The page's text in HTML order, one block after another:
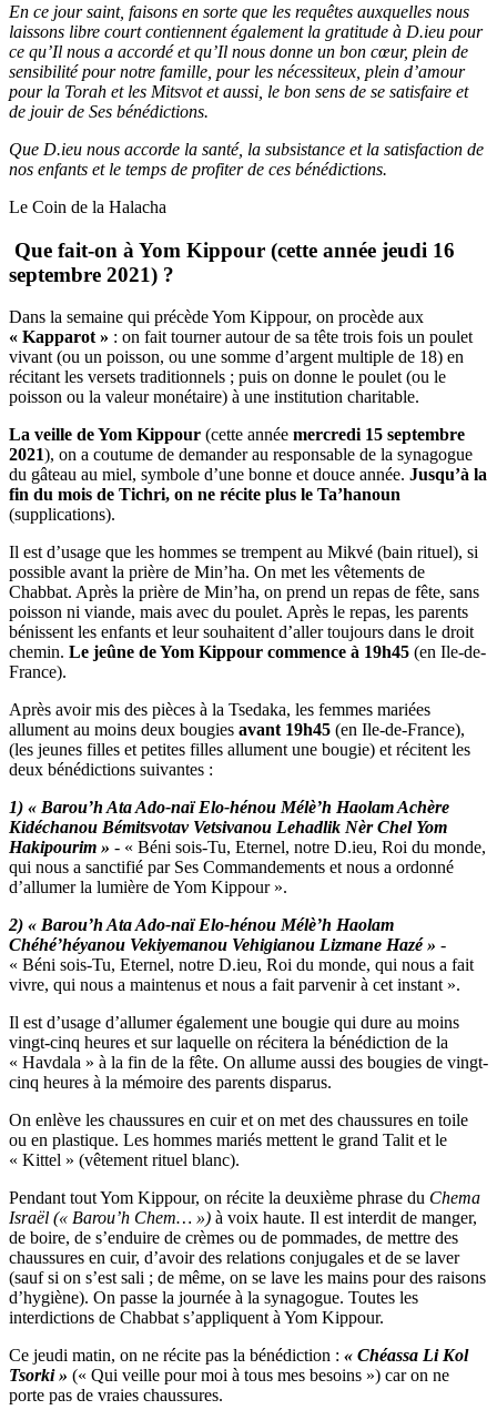
En ce jour saint, faisons en sorte que les requêtes auxquelles nous
laissons libre court contiennent également la gratitude à D.ieu pour
ce qu’Il nous a accordé et qu’Il nous donne un bon cœur, plein de
sensibilité pour notre famille, pour les nécessiteux, plein d’amour
pour la Torah et les Mitsvot et aussi, le bon sens de se satisfaire et
de jouir de Ses bénédictions.
Que D.ieu nous accorde la santé, la subsistance et la satisfaction de
nos enfants et le temps de profiter de ces bénédictions.
Le Coin de la Halacha
Que fait-on à Yom Kippour (cette année jeudi 16
septembre 2021) ?
Dans la semaine qui précède Yom Kippour, on procède aux
« Kapparot » : on fait tourner autour de sa tête trois fois un poulet
vivant (ou un poisson, ou une somme d’argent multiple de 18) en
récitant les versets traditionnels ; puis on donne le poulet (ou le
poisson ou la valeur monétaire) à une institution charitable.
La veille de Yom Kippour (cette année mercredi 15 septembre
2021), on a coutume de demander au responsable de la synagogue
du gâteau au miel, symbole d’une bonne et douce année. Jusqu’à la
fin du mois de Tichri, on ne récite plus le Ta’hanoun
(supplications).
Il est d’usage que les hommes se trempent au Mikvé (bain rituel), si
possible avant la prière de Min’ha. On met les vêtements de
Chabbat. Après la prière de Min’ha, on prend un repas de fête, sans
poisson ni viande, mais avec du poulet. Après le repas, les parents
bénissent les enfants et leur souhaitent d’aller toujours dans le droit
chemin. Le jeûne de Yom Kippour commence à 19h45 (en Ile-de-
France).
Après avoir mis des pièces à la Tsedaka, les femmes mariées
allument au moins deux bougies avant 19h45 (en Ile-de-France),
(les jeunes filles et petites filles allument une bougie) et récitent les
deux bénédictions suivantes :
1) « Barou’h Ata Ado-naï Elo-hénou Mélè’h Haolam Achère
Kidéchanou Bémitsvotav Vetsivanou Lehadlik Nèr Chel Yom
Hakipourim » - « Béni sois-Tu, Eternel, notre D.ieu, Roi du monde,
qui nous a sanctifié par Ses Commandements et nous a ordonné
d’allumer la lumière de Yom Kippour ».
2) « Barou’h Ata Ado-naï Elo-hénou Mélè’h Haolam
Chéhé’héyanou Vekiyemanou Vehigianou Lizmane Hazé » -
« Béni sois-Tu, Eternel, notre D.ieu, Roi du monde, qui nous a fait
vivre, qui nous a maintenus et nous a fait parvenir à cet instant ».
Il est d’usage d’allumer également une bougie qui dure au moins
vingt-cinq heures et sur laquelle on récitera la bénédiction de la
« Havdala » à la fin de la fête. On allume aussi des bougies de vingt-
cinq heures à la mémoire des parents disparus.
On enlève les chaussures en cuir et on met des chaussures en toile
ou en plastique. Les hommes mariés mettent le grand Talit et le
« Kittel » (vêtement rituel blanc).
Pendant tout Yom Kippour, on récite la deuxième phrase du Chema
Israël (« Barou’h Chem… ») à voix haute. Il est interdit de manger,
de boire, de s’enduire de crèmes ou de pommades, de mettre des
chaussures en cuir, d’avoir des relations conjugales et de se laver
(sauf si on s’est sali ; de même, on se lave les mains pour des raisons
d’hygiène). On passe la journée à la synagogue. Toutes les
interdictions de Chabbat s’appliquent à Yom Kippour.
Ce jeudi matin, on ne récite pas la bénédiction : « Chéassa Li Kol
Tsorki » (« Qui veille pour moi à tous mes besoins ») car on ne
porte pas de vraies chaussures.